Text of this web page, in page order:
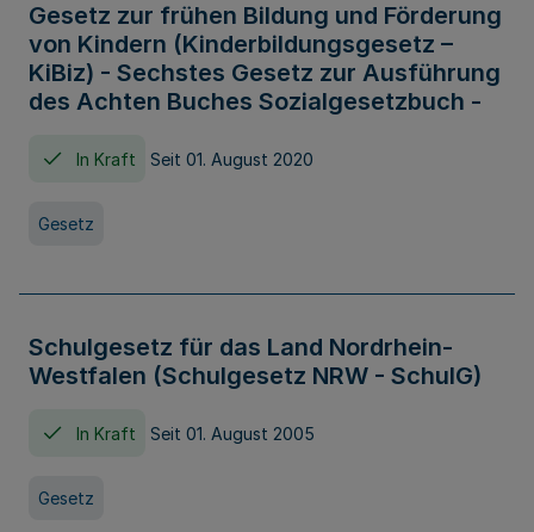
Gesetz zur frühen Bildung und Förderung
von Kindern (Kinderbildungsgesetz –
KiBiz) - Sechstes Gesetz zur Ausführung
des Achten Buches Sozialgesetzbuch -
In Kraft Seit 01. August 2020
Gesetz
Schulgesetz für das Land Nordrhein-
Westfalen (Schulgesetz NRW - SchulG)
In Kraft Seit 01. August 2005
Gesetz